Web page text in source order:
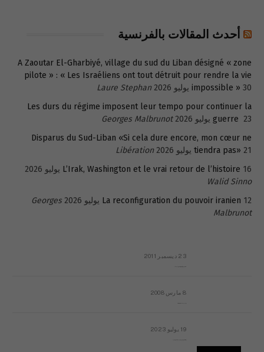
أحدث المقالات بالفرنسية
A Zaoutar El-Gharbiyé, village du sud du Liban désigné « zone
pilote » : « Les Israéliens ont tout détruit pour rendre la vie
impossible » 30 يوليو 2026
Laure Stephan
Les durs du régime imposent leur tempo pour continuer la
guerre 23 يوليو 2026
Georges Malbrunot
Disparus du Sud-Liban «Si cela dure encore, mon cœur ne
tiendra pas» 21 يوليو 2026
Libération
L’Irak, Washington et le vrai retour de l’histoire 16 يوليو 2026
Walid Sinno
La reconfiguration du pouvoir iranien 12 يوليو 2026
Georges
Malbrunot
23 ديسمبر 2011
8 مارس 2008
19 يوليو 2023